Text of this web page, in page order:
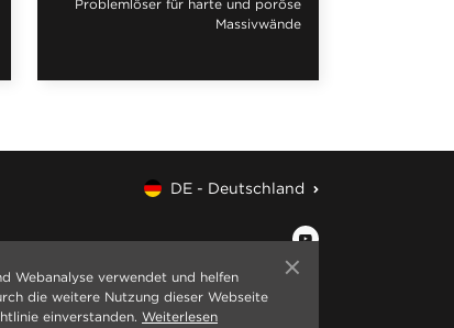
Problemlöser für harte und poröse
Massivwände
DE - Deutschland
Webanalyse verwendet und helfen
die weitere Nutzung dieser Webseite
einverstanden. Weiterlesen